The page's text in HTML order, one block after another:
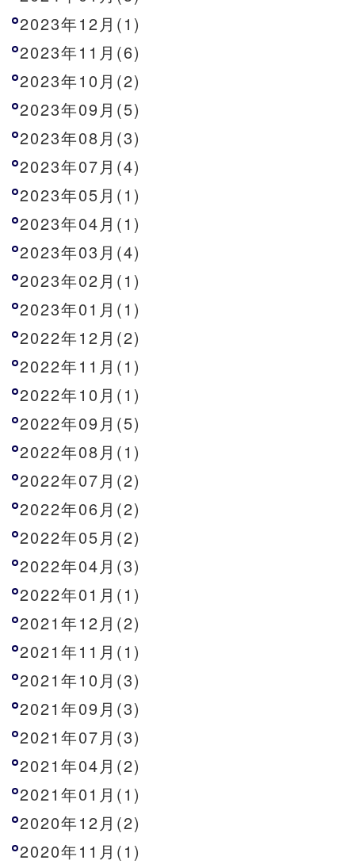
2023年12月(1)
2023年11月(6)
2023年10月(2)
2023年09月(5)
2023年08月(3)
2023年07月(4)
2023年05月(1)
2023年04月(1)
2023年03月(4)
2023年02月(1)
2023年01月(1)
2022年12月(2)
2022年11月(1)
2022年10月(1)
2022年09月(5)
2022年08月(1)
2022年07月(2)
2022年06月(2)
2022年05月(2)
2022年04月(3)
2022年01月(1)
2021年12月(2)
2021年11月(1)
2021年10月(3)
2021年09月(3)
2021年07月(3)
2021年04月(2)
2021年01月(1)
2020年12月(2)
2020年11月(1)